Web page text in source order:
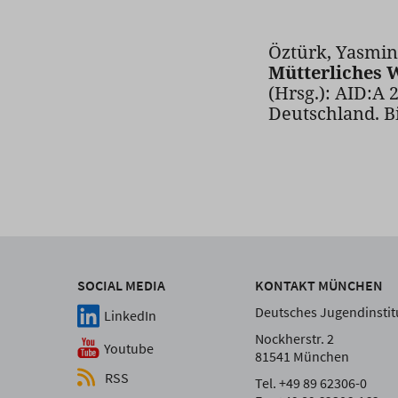
Öztürk,
Mütterliches
(Hrsg.): AID:A
Deutschland.
SOCIAL MEDIA
LinkedIn
Youtube
RSS
KONTAKT MÜNCHEN
Deutsches
Nockherstr. 2
81541 München
Tel. +49 89 62306-0